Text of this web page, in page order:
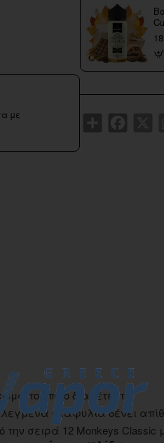
με
το οποίο διαθέτει το
σταφυλιά δένει
σειρά 12 Monkeys Classic